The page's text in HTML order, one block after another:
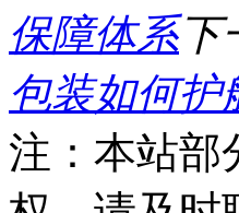
保障体系下
包装如何护
注：本站部